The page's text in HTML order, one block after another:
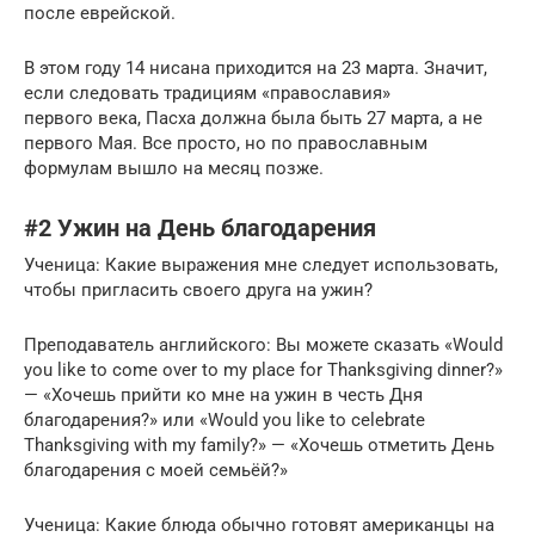
после еврейской.
В этом году 14 нисана приходится на 23 марта. Значит,
если следовать традициям «православия»
первого века, Пасха должна была быть 27 марта, а не
первого Мая. Все просто, но по православным
формулам вышло на месяц позже.
#2 Ужин на День благодарения
Ученица: Какие выражения мне следует использовать,
чтобы пригласить своего друга на ужин?
Преподаватель английского: Вы можете сказать «Would
you like to come over to my place for Thanksgiving dinner?»
— «Хочешь прийти ко мне на ужин в честь Дня
благодарения?» или «Would you like to celebrate
Thanksgiving with my family?» — «Хочешь отметить День
благодарения с моей семьёй?»
Ученица: Какие блюда обычно готовят американцы на